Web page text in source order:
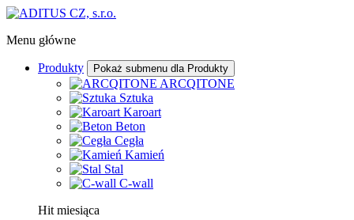
Menu główne
Produkty Pokaż submenu dla Produkty
ARCQITONE
Sztuka
Karoart
Beton
Cegła
Kamień
Stal
C-wall
Hit miesiąca